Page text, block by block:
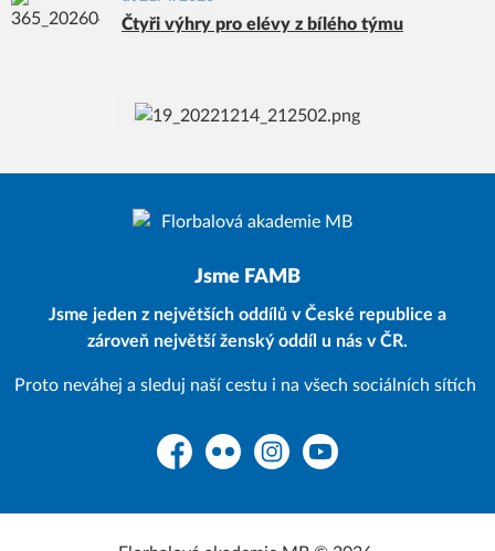
Čtyři výhry pro elévy z bílého týmu
Jsme FAMB
Jsme jeden z největších oddílů v České republice a
zároveň největší ženský oddíl u nás v ČR.
Proto neváhej a sleduj naší cestu i na všech sociálních sítích
FacebookFlickr InstagramYouTube